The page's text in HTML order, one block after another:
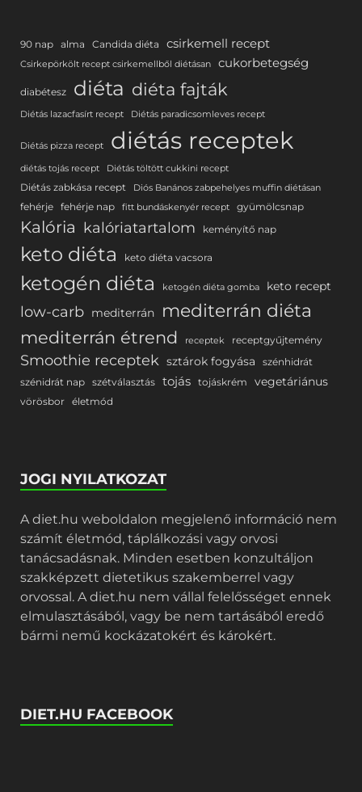
90 nap alma Candida diéta csirkemell recept
Csirkepörkölt recept csirkemellből diétásan cukorbetegség
diabétesz diéta diéta fajták
Diétás lazacfasírt recept Diétás paradicsomleves recept
Diétás pizza recept diétás receptek
diétás tojás recept Diétás töltött cukkini recept
Diétás zabkása recept Diós Banános zabpehelyes muffin diétásan
fehérje fehérje nap fitt bundáskenyér recept gyümölcsnap
Kalória kalóriatartalom keményítő nap
keto diéta keto diéta vacsora
ketogén diéta ketogén diéta gomba keto recept
low-carb mediterrán mediterrán diéta
mediterrán étrend receptek receptgyűjtemény
Smoothie receptek sztárok fogyása
szénhidrát
szénidrát nap szétválasztás tojás tojáskrém vegetáriánus
vörösbor életmód
JOGI NYILATKOZAT
A diet.hu weboldalon megjelenő információ nem
számít életmód, táplálkozási vagy orvosi
tanácsadásnak. Minden esetben konzultáljon
szakképzett dietetikus szakemberrel vagy
orvossal. A diet.hu nem vállal felelősséget ennek
elmulasztásából, vagy be nem tartásából eredő
bármi nemű kockázatokért és károkért.
DIET.HU FACEBOOK